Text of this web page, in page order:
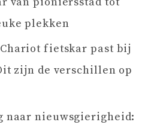
plekken
fietskar past bij
zijn de verschillen op
naar nieuwsgierigheid: